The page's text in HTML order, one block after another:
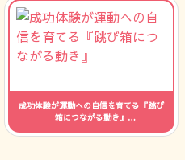
成功体験が運動への自信を育てる『跳び
箱につながる動き』